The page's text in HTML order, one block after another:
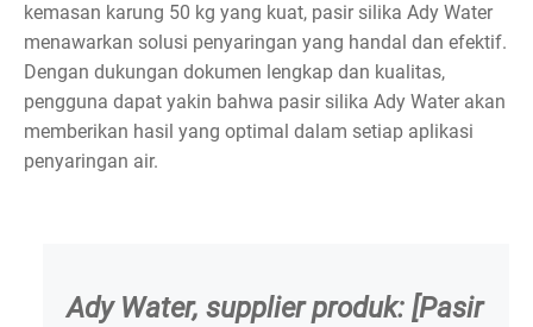
kemasan karung 50 kg yang kuat, pasir silika Ady Water
menawarkan solusi penyaringan yang handal dan efektif.
Dengan dukungan dokumen lengkap dan kualitas,
pengguna dapat yakin bahwa pasir silika Ady Water akan
memberikan hasil yang optimal dalam setiap aplikasi
penyaringan air.
Ady Water, supplier produk: [Pasir